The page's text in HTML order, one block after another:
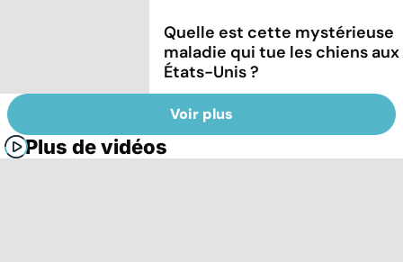
Quelle est cette mystérieuse
maladie qui tue les chiens aux
États-Unis ?
Voir plus
Plus de vidéos